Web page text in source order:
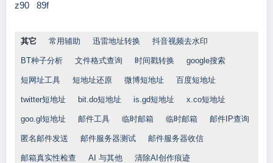
z90
89f
其它 常用辅助 迅雷地址转换 抖音视频去水印
BT种子分析 文件格式查询 时间戳转换 google搜索
短网址工具 短地址还原 微博短地址 百度短地址
twitter短地址 bit.do短地址 is.gd短地址 x.co短地址
goo.gl短地址 邮件工具 临时邮箱 临时邮箱 邮件IP查询
匿名邮件发送 邮件服务器测试 邮件服务器收信
邮箱真实性检查 AI 与其他 清除AI创作痕迹